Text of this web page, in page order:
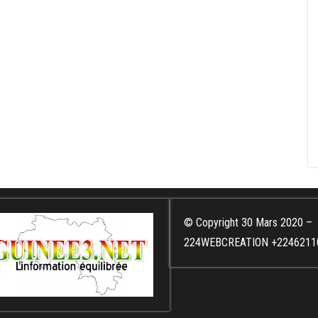
© Copyright 30 Mars 2020 –
224WEBCREATION